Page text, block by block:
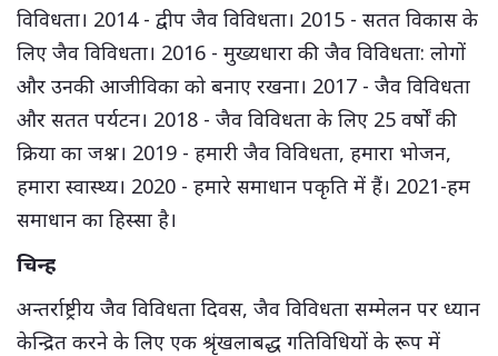
विविधता। 2014 - द्वीप जैव विविधता। 2015 - सतत विकास के
लिए जैव विविधता। 2016 - मुख्यधारा की जैव विविधता: लोगों
और उनकी आजीविका को बनाए रखना। 2017 - जैव विविधता
और सतत पर्यटन। 2018 - जैव विविधता के लिए 25 वर्षों की
क्रिया का जश्न। 2019 - हमारी जैव विविधता, हमारा भोजन,
हमारा स्वास्थ्य। 2020 - हमारे समाधान पकृति में हैं। 2021-हम
समाधान का हिस्सा है।
चिन्ह
अन्तर्राष्ट्रीय जैव विविधता दिवस, जैव विविधता सम्मेलन पर ध्यान
केन्द्रित करने के लिए एक श्रृंखलाबद्ध गतिविधियों के रूप में